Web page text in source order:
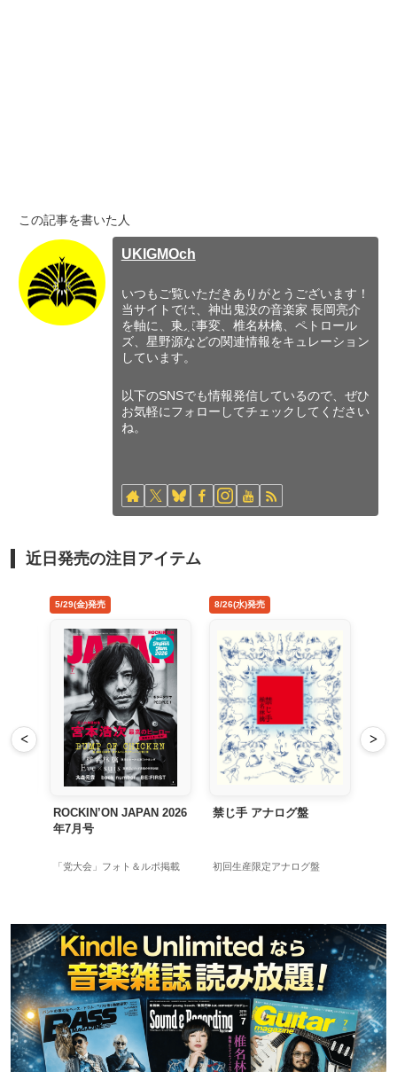
この記事を書いた人
UKIGMOch
いつもご覧いただきありがとうございます！
当サイトでは、神出鬼没の音楽家 長岡亮介
を軸に、東京事変、椎名林檎、ペトロール
ズ、星野源などの関連情報をキュレーション
しています。
以下のSNSでも情報発信しているので、ぜひ
お気軽にフォローしてチェックしてください
ね。
近日発売の注目アイテム
<
4/22(水)発売
MAD HOPE Japan Tour
長岡亮介＆三浦淳悟参加
5/29(金)発売
ROCKIN’ON JAPAN 2026
「党大会」フォト＆ルポ掲載
>